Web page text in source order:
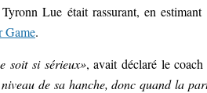
Lue était rassurant, en
Game.
soit si sérieux», avait déclaré le
de sa hanche, donc quand la